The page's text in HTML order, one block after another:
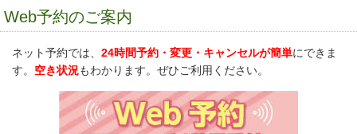
Web予約のご案内
ネット予約では、 24時間予約・変更・キャンセルが簡単にできま
す。 空き状況もわかります。ぜひご利用ください。